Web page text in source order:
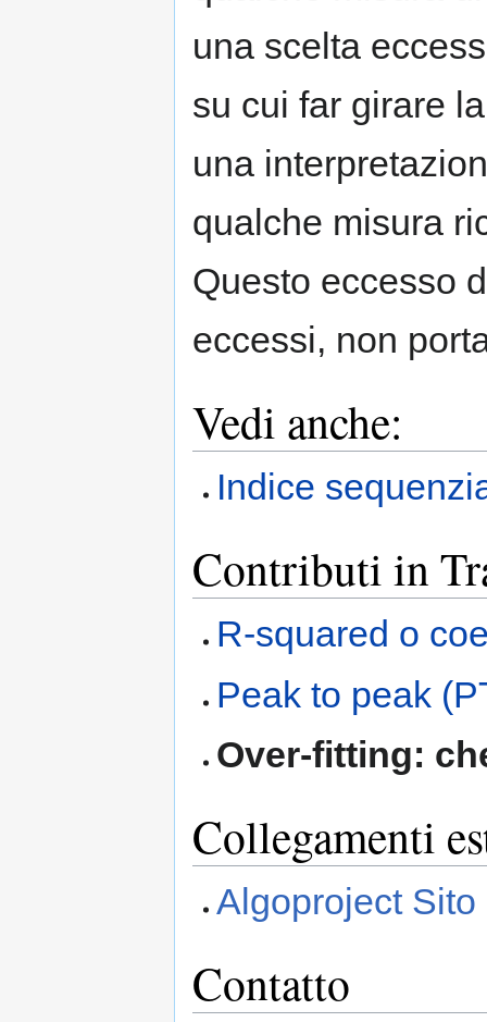
una scelta
su cui far girare
una
qualche misura
Questo eccesso
eccessi, non
Vedi anche:
Indice
Contributi in
R-squared o
Peak to peak
Over-fitting:
Collegamenti
Algoproject Sito
Contatto